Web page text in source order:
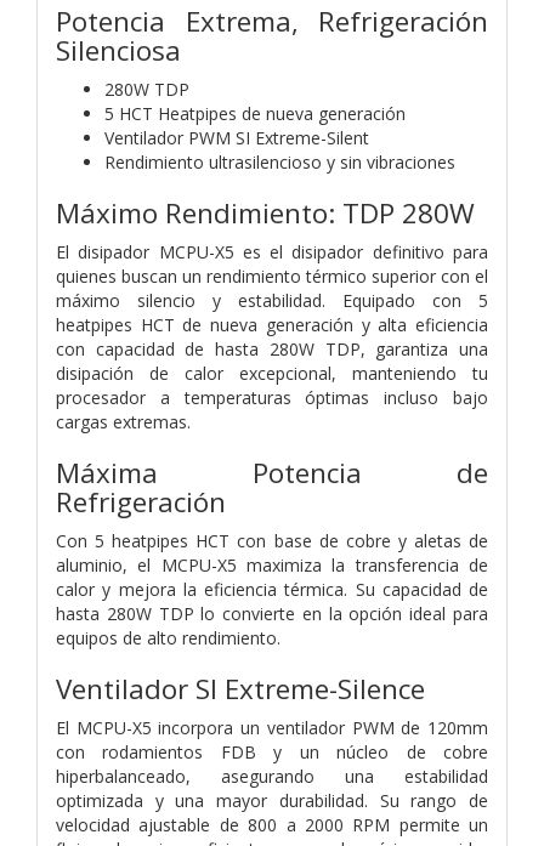
Potencia Extrema, Refrigeración
Silenciosa
280W TDP
5 HCT Heatpipes de nueva generación
Ventilador PWM SI Extreme-Silent
Rendimiento ultrasilencioso y sin vibraciones
Máximo Rendimiento: TDP 280W
El disipador MCPU-X5 es el disipador definitivo para
quienes buscan un rendimiento térmico superior con el
máximo silencio y estabilidad. Equipado con 5
heatpipes HCT de nueva generación y alta eficiencia
con capacidad de hasta 280W TDP, garantiza una
disipación de calor excepcional, manteniendo tu
procesador a temperaturas óptimas incluso bajo
cargas extremas.
Máxima Potencia de
Refrigeración
Con 5 heatpipes HCT con base de cobre y aletas de
aluminio, el MCPU-X5 maximiza la transferencia de
calor y mejora la eficiencia térmica. Su capacidad de
hasta 280W TDP lo convierte en la opción ideal para
equipos de alto rendimiento.
Ventilador SI Extreme-Silence
El MCPU-X5 incorpora un ventilador PWM de 120mm
con rodamientos FDB y un núcleo de cobre
hiperbalanceado, asegurando una estabilidad
optimizada y una mayor durabilidad. Su rango de
velocidad ajustable de 800 a 2000 RPM permite un